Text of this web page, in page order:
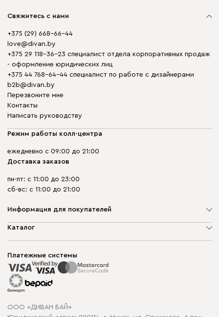
Свяжитесь с нами
+375 (29) 668-66-44
love@divan.by
+375 29 118-36-23 специалист отдела корпоративных продаж
- оформление юридических лиц
+375 44 768-64-44 специалист по работе с дизайнерами
b2b@divan.by
Перезвоните мне
Контакты
Написать руководству
Режим работы колл-центра
ежедневно с 09:00 до 21:00
Доставка заказов
пн-пт: с 11:00 до 23:00
сб-вс: с 11:00 до 21:00
Информация для покупателей
О компании
Способы оплаты
Рассрочка и кредит
Гарантия
Карта сайта
Политика конфиденциальности
Каталог
Корпусная мебель
Распродажа мебели
Платежные системы
ООО «ДИВАН БАЙ»